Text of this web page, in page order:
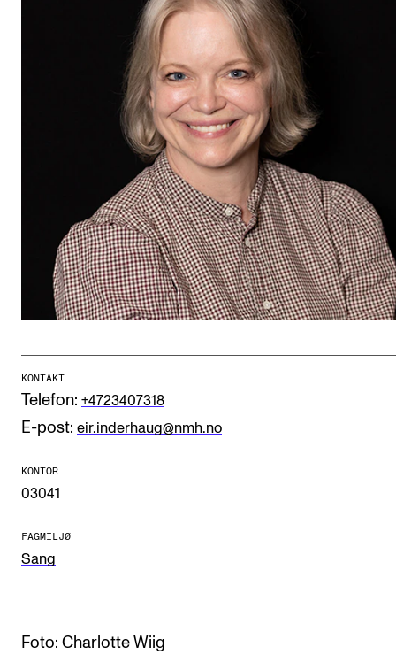
Søknad og opptak
Studentutvalet SUT (student.nmh.no)
FORSKNING
CERM
CREMAH
NordART
Publikasjoner
INTERNASJONALT
Utveksling
Samarbeidsprosjekter
Nettverk
KONTAKT
Telefon: +4723407318
E-post: eir.inderhaug@nmh.no
KONTOR
03041
FAGMILJØ
Sang
Foto: Charlotte Wiig